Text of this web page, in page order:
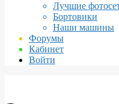
Лучшие
Бортовики
Наши машины
Форумы
Кабинет
Войти